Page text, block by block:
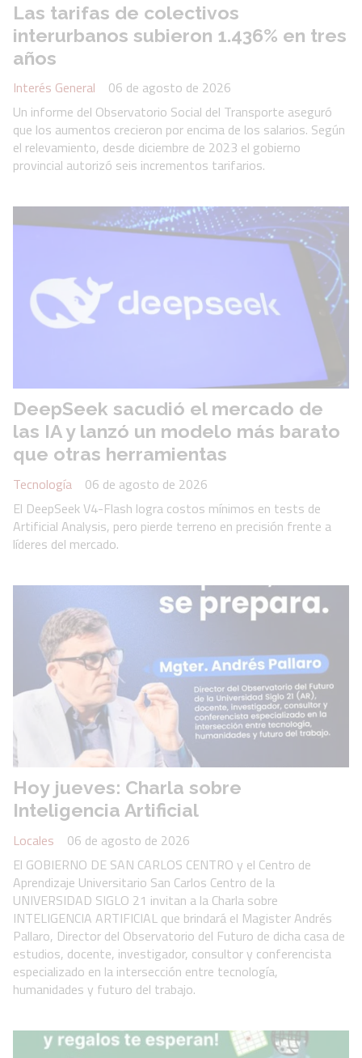
Las tarifas de colectivos
interurbanos subieron 1.436% en tres
años
Interés General
06 de agosto de 2026
Un informe del Observatorio Social del Transporte aseguró
que los aumentos crecieron por encima de los salarios. Según
el relevamiento, desde diciembre de 2023 el gobierno
provincial autorizó seis incrementos tarifarios.
DeepSeek sacudió el mercado de
las IA y lanzó un modelo más barato
que otras herramientas
Tecnología
06 de agosto de 2026
El DeepSeek V4-Flash logra costos mínimos en tests de
Artificial Analysis, pero pierde terreno en precisión frente a
líderes del mercado.
Hoy jueves: Charla sobre
Inteligencia Artificial
Locales
06 de agosto de 2026
El GOBIERNO DE SAN CARLOS CENTRO y el Centro de
Aprendizaje Universitario San Carlos Centro de la
UNIVERSIDAD SIGLO 21 invitan a la Charla sobre
INTELIGENCIA ARTIFICIAL que brindará el Magister Andrés
Pallaro, Director del Observatorio del Futuro de dicha casa de
estudios, docente, investigador, consultor y conferencista
especializado en la intersección entre tecnología,
humanidades y futuro del trabajo.